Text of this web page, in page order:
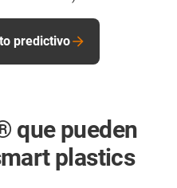
predictivo
que pueden
plastics